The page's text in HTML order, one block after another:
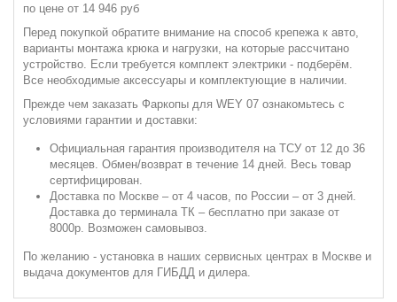
по цене от 14 946 руб
Перед покупкой обратите внимание на способ крепежа к авто,
варианты монтажа крюка и нагрузки, на которые рассчитано
устройство. Если требуется комплект электрики - подберём.
Все необходимые аксессуары и комплектующие в наличии.
Прежде чем заказать Фаркопы для WEY 07 ознакомьтесь с
условиями гарантии и доставки:
Официальная гарантия производителя на ТСУ от 12 до 36
месяцев. Обмен/возврат в течение 14 дней. Весь товар
сертифицирован.
Доставка по Москве – от 4 часов, по России – от 3 дней.
Доставка до терминала ТК – бесплатно при заказе от
8000р. Возможен самовывоз.
По желанию - установка в наших сервисных центрах в Москве и
выдача документов для ГИБДД и дилера.